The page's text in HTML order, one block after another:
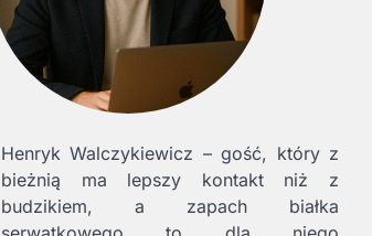
Henryk Walczykiewicz – gość, który z
bieżnią ma lepszy kontakt niż z
budzikiem, a zapach białka